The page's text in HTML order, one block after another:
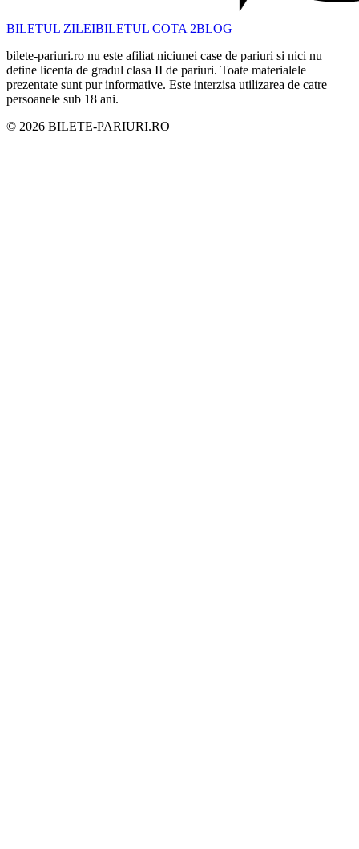
BILETUL ZILEIBILETUL COTA 2BLOG
bilete-pariuri.ro nu este afiliat niciunei case de pariuri si nici nu
detine licenta de gradul clasa II de pariuri. Toate materialele
prezentate sunt pur informative. Este interzisa utilizarea de catre
persoanele sub 18 ani.
© 2026 BILETE-PARIURI.RO